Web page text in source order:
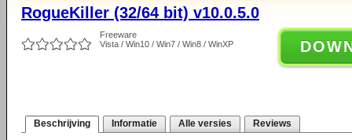
RogueKiller (32/64 bit) v10.0.5.0
Freeware
Vista / Win10 / Win7 / Win8 / WinXP
Beschrijving Informatie Alle versies Reviews